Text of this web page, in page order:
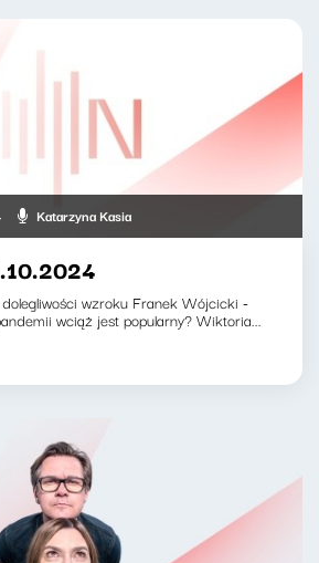
Katarzyna Kasia
wzroku Franek Wójcicki -
wciąż jest popularny? Wiktoria...